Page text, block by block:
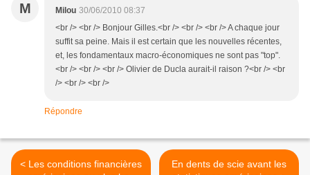
M Milou 30/06/2010 08:37
<br /> <br /> Bonjour Gilles.<br /> <br /> <br /> A chaque jour
suffit sa peine. Mais il est certain que les nouvelles récentes,
et, les fondamentaux macro-économiques ne sont pas "top".
<br /> <br /> <br /> Olivier de Ducla aurait-il raison ?<br /> <br
/> <br /> <br />
Répondre
< Les conditions financières
En dents de scie avant les